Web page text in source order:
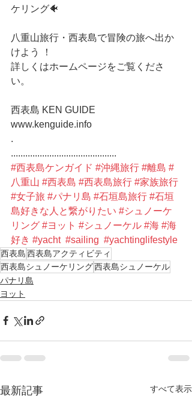
ケリング🐠
八重山旅行・西表島で冒険の旅へ出か
けよう ！
詳しくはホームページをご覧くださ
い。
西表島 KEN GUIDE
www.kenguide.info
.
............................................
#西表島ケンガイド #沖縄旅行 #離島 #
八重山 #西表島 #西表島旅行 #家族旅行
#女子旅 #パナリ島 #石垣島旅行 #石垣
島好きな人と繋がりたい #シュノーケ
リング #ヨット #シュノーケル #海 #海
好き #yacht #sailing #yachtinglifestyle
西表島西表島アクティビティ
西表島シュノーケリング西表島シュノーケル
パナリ島
ヨット
最新記事 すべて表示